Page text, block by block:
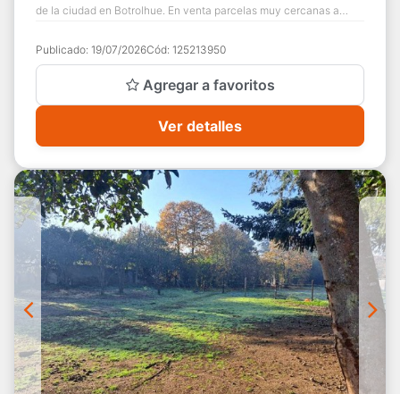
de la ciudad en Botrolhue. En venta parcelas muy cercanas a
Publicado: 19/07/2026Cód: 125213950
Agregar a favoritos
Ver detalles